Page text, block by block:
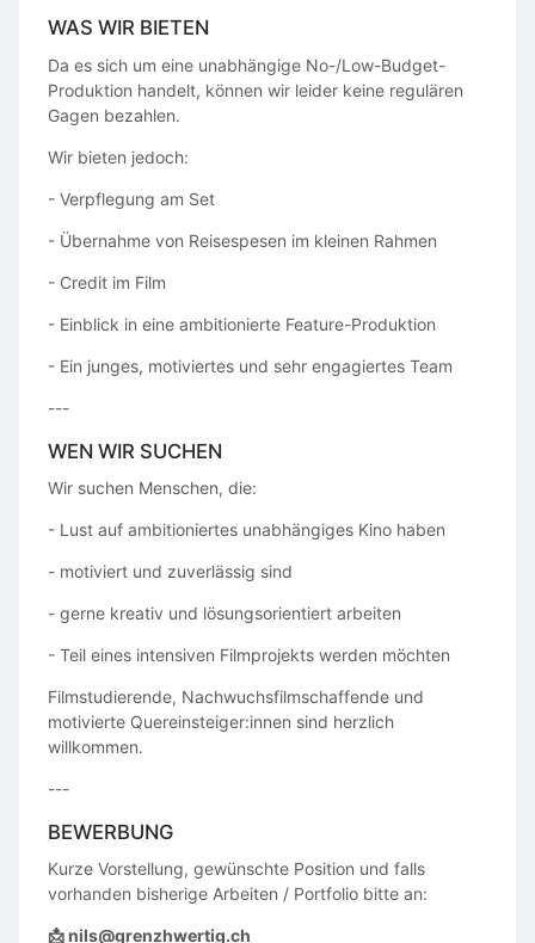
WAS WIR BIETEN
Da es sich um eine unabhängige No-/Low-Budget-
Produktion handelt, können wir leider keine regulären
Gagen bezahlen.
Wir bieten jedoch:
- Verpflegung am Set
- Übernahme von Reisespesen im kleinen Rahmen
- Credit im Film
- Einblick in eine ambitionierte Feature-Produktion
- Ein junges, motiviertes und sehr engagiertes Team
---
WEN WIR SUCHEN
Wir suchen Menschen, die:
- Lust auf ambitioniertes unabhängiges Kino haben
- motiviert und zuverlässig sind
- gerne kreativ und lösungsorientiert arbeiten
- Teil eines intensiven Filmprojekts werden möchten
Filmstudierende, Nachwuchsfilmschaffende und
motivierte Quereinsteiger:innen sind herzlich
willkommen.
---
BEWERBUNG
Kurze Vorstellung, gewünschte Position und falls
vorhanden bisherige Arbeiten / Portfolio bitte an:
📩 nils@grenzhwertig.ch